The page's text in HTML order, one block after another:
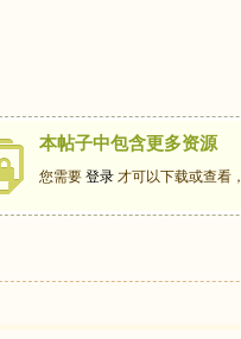
本帖子中包含更多资源
您需要 登录 才可以下载或查看